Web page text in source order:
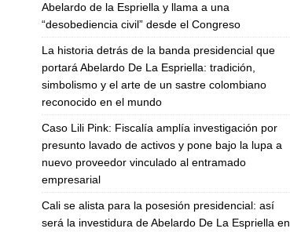
Abelardo de la Espriella y llama a una
“desobediencia civil” desde el Congreso
La historia detrás de la banda presidencial que
portará Abelardo De La Espriella: tradición,
simbolismo y el arte de un sastre colombiano
reconocido en el mundo
Caso Lili Pink: Fiscalía amplía investigación por
presunto lavado de activos y pone bajo la lupa a
nuevo proveedor vinculado al entramado
empresarial
Cali se alista para la posesión presidencial: así
será la investidura de Abelardo De La Espriella en